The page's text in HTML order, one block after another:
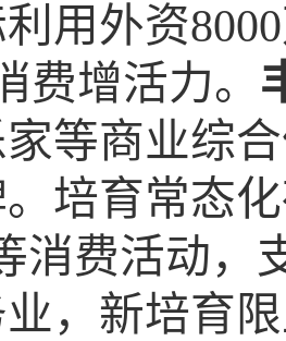
用外资8000
费增活力。
等商业综
培育常态
消费活动，
， 新培育